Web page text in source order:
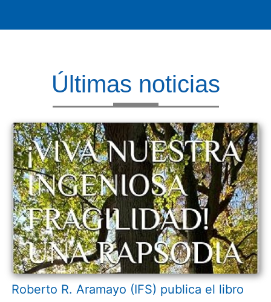
Últimas noticias
Roberto R. Aramayo (IFS) publica el libro